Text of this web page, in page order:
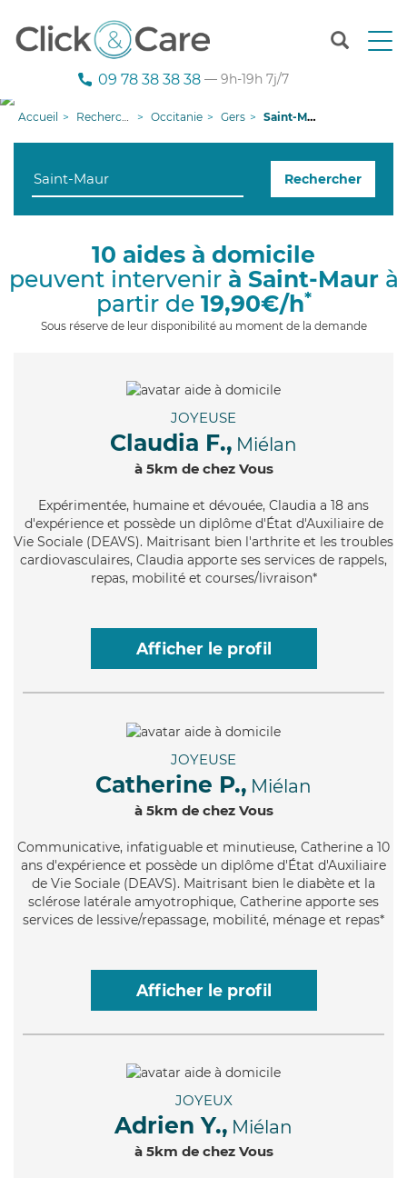
T
n
g
09 78 38 38 38 — 9h-19h 7j/7
Accueil Recherche aide à domicile Occitanie Gers Saint-Maur
Rechercher
10 aides à domicile
peuvent intervenir à Saint-Maurà
partir de 19,90€/h*
Sous réserve de leur disponibilité au moment de la demande
JOYEUSE
Claudia F., Miélan
à 5km de chez Vous
Expérimentée, humaine et dévouée, Claudia a 18 ans
d'expérience et possède un diplôme d'État d'Auxiliaire de
Vie Sociale (DEAVS). Maitrisant bien l'arthrite et les troubles
cardiovasculaires, Claudia apporte ses services de rappels,
repas, mobilité et courses/livraison*
Afficher le profil
JOYEUSE
Catherine P., Miélan
à 5km de chez Vous
Communicative, infatiguable et minutieuse, Catherine a 10
ans d'expérience et possède un diplôme d'État d'Auxiliaire
de Vie Sociale (DEAVS). Maitrisant bien le diabète et la
sclérose latérale amyotrophique, Catherine apporte ses
services de lessive/repassage, mobilité, ménage et repas*
Afficher le profil
JOYEUX
Adrien Y., Miélan
à 5km de chez Vous